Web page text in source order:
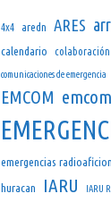
4x4 aredn ARES
calendario colaboración
comunicaciones de emergencia
EMCOM
emergencias
huracan IARU IARU